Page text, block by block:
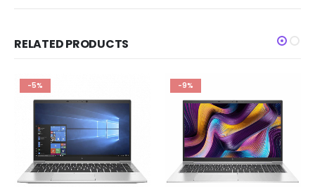
RELATED PRODUCTS
-5% -9%